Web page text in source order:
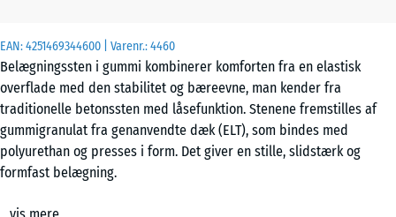
EAN:4251469344600 | Varenr.:4460
Belægningssten i gummi kombinerer komforten fra en elastisk
overflade med den stabilitet og bæreevne, man kender fra
traditionelle betonssten med låsefunktion. Stenene fremstilles af
gummigranulat fra genanvendte dæk (ELT), som bindes med
polyurethan og presses i form. Det giver en stille, slidstærk og
formfast belægning.